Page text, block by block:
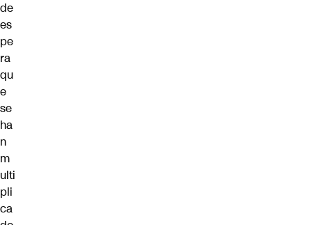
de
es
pe
ra
qu
e
se
ha
n
m
ulti
pli
ca